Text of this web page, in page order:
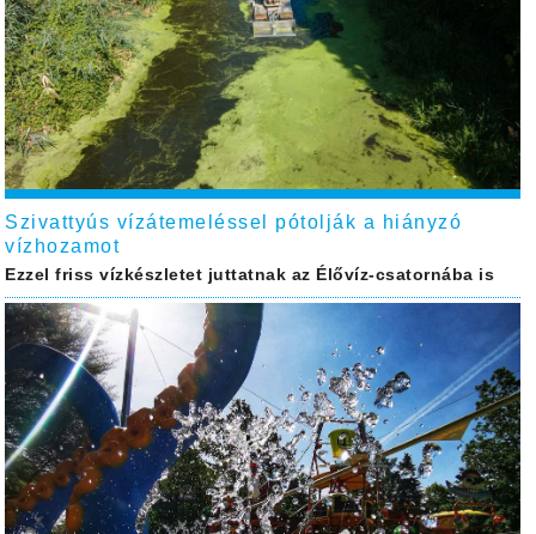
Szivattyús vízátemeléssel pótolják a hiányzó
vízhozamot
Ezzel friss vízkészletet juttatnak az Élővíz-csatornába is